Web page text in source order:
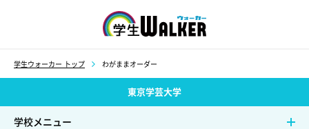
学生ウォーカー トップ わがままオーダー
東京学芸大学
学校メニュー